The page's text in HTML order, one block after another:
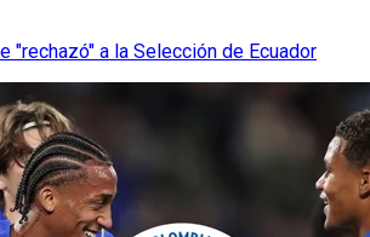
"rechazó" a la Selección de Ecuador